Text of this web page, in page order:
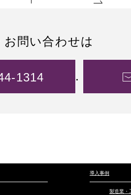
お問い合わせは
1314
導入事例
製造業・